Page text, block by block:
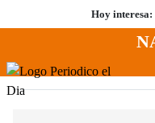
al
Hoy interesa:
Menú